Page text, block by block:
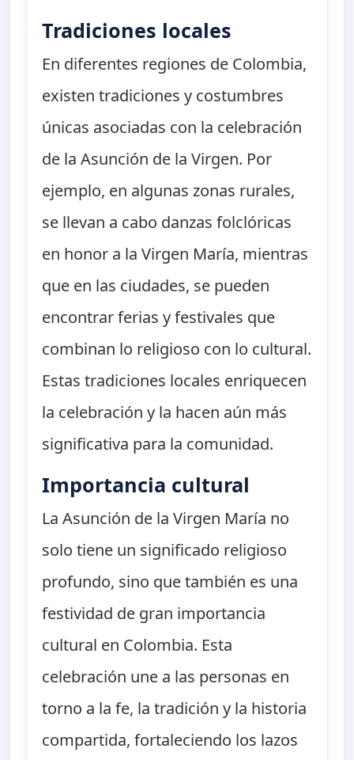
Tradiciones locales
En diferentes regiones de Colombia,
existen tradiciones y costumbres
únicas asociadas con la celebración
de la Asunción de la Virgen. Por
ejemplo, en algunas zonas rurales,
se llevan a cabo danzas folclóricas
en honor a la Virgen María, mientras
que en las ciudades, se pueden
encontrar ferias y festivales que
combinan lo religioso con lo cultural.
Estas tradiciones locales enriquecen
la celebración y la hacen aún más
significativa para la comunidad.
Importancia cultural
La Asunción de la Virgen María no
solo tiene un significado religioso
profundo, sino que también es una
festividad de gran importancia
cultural en Colombia. Esta
celebración une a las personas en
torno a la fe, la tradición y la historia
compartida, fortaleciendo los lazos